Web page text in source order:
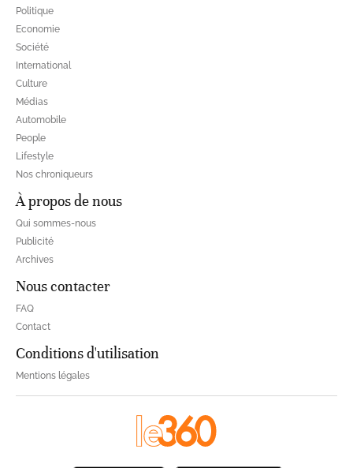
Politique
Economie
Société
International
Culture
Médias
Automobile
People
Lifestyle
Nos chroniqueurs
À propos de nous
Qui sommes-nous
Publicité
Archives
Nous contacter
FAQ
Contact
Conditions d'utilisation
Mentions légales